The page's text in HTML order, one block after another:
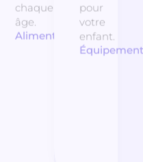
chaque
âge.
Alimentation
pour
votre
enfant.
Équipement